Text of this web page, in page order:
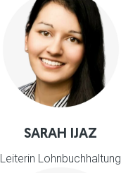
SARAH IJAZ
Leiterin Lohnbuchhaltung